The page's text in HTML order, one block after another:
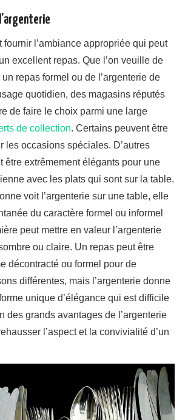
fournir l’ambiance appropriée qui peut
excellent repas. Que l’on veuille de
un repas formel ou de l’argenterie de
quotidien, des magasins réputés
de faire le choix parmi une large
de collection. Certains peuvent être
les occasions spéciales. D’autres
être extrêmement élégants pour une
avec les plats qui sont sur la table.
voit l’argenterie sur une table, elle
du caractère formel ou informel
peut mettre en valeur l’argenterie
ou claire. Un repas peut être
décontracté ou formel pour de
différentes, mais l’argenterie donne
unique d’élégance qui est difficile
des grands avantages de l’argenterie
l’aspect et la convivialité d’un